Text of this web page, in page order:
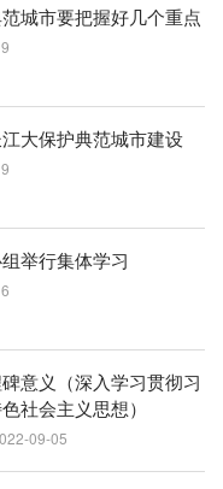
城市要把握好几个重点
大保护典范城市建设
举行集体学习
意义（深入学习贯彻习
社会主义思想）
09-05